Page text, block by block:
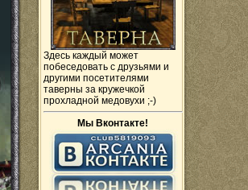
Здесь каждый может
побеседовать с друзьями и
другими посетителями
таверны за кружечкой
прохладной медовухи ;-)
Мы Вконтакте!